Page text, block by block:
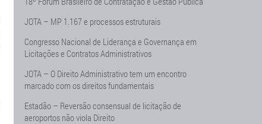
JOTA – MP 1.167 e processos estruturais
Congresso Nacional de Liderança e Governança em
Licitações e Contratos Administrativos
JOTA – O Direito Administrativo tem um encontro
marcado com os direitos fundamentais
Estadão – Reversão consensual de licitação de
aeroportos não viola Direito